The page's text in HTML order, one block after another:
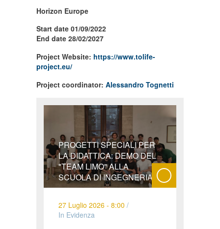
Horizon Europe
Start date 01/09/2022
End date 28/02/2027
Project Website: https://www.tolife-
project.eu/
Project coordinator: Alessandro Tognetti
PROGETTI SPECIALI PER
LA DIDATTICA: DEMO DEL
"TEAM LIMO" ALLA
SCUOLA DI INGEGNERIA
27 Luglio 2026 - 8:00 /
In Evidenza